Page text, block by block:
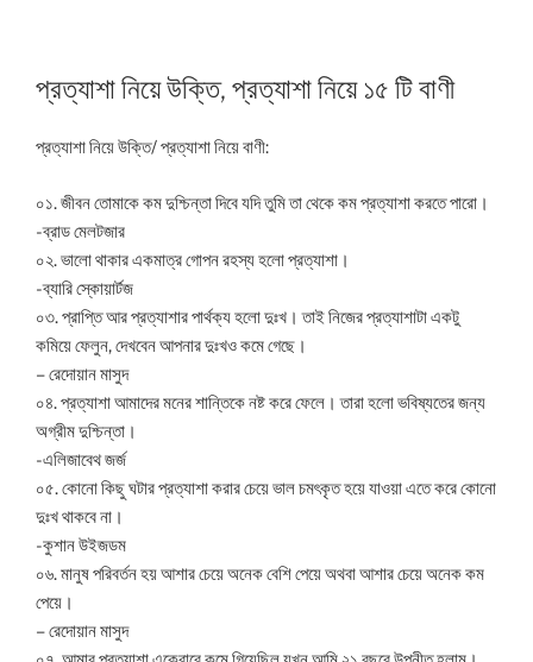
প্রত্যাশা নিয়ে উক্তি, প্রত্যাশা নিয়ে ১৫ টি বাণী
প্রত্যাশা নিয়ে উক্তি/ প্রত্যাশা নিয়ে বাণী:
০১. জীবন তোমাকে কম দুশ্চিন্তা দিবে যদি তুমি তা থেকে কম প্রত্যাশা করতে পারো।
-ব্রাড মেলটজার
০২. ভালো থাকার একমাত্র গোপন রহস্য হলো প্রত্যাশা।
-ব্যারি স্কোয়ার্টজ
০৩. প্রাপ্তি আর প্রত্যাশার পার্থক্য হলো দুঃখ। তাই নিজের প্রত্যাশাটা একটু
কমিয়ে ফেলুন, দেখবেন আপনার দুঃখও কমে গেছে।
– রেদোয়ান মাসুদ
০৪. প্রত্যাশা আমাদের মনের শান্তিকে নষ্ট করে ফেলে। তারা হলো ভবিষ্যতের জন্য
অগ্রীম দুশ্চিন্তা।
-এলিজাবেথ জর্জ
০৫. কোনো কিছু ঘটার প্রত্যাশা করার চেয়ে ভাল চমৎকৃত হয়ে যাওয়া এতে করে কোনো
দুঃখ থাকবে না।
-কুশান উইজডম
০৬. মানুষ পরিবর্তন হয় আশার চেয়ে অনেক বেশি পেয়ে অথবা আশার চেয়ে অনেক কম
পেয়ে।
– রেদোয়ান মাসুদ